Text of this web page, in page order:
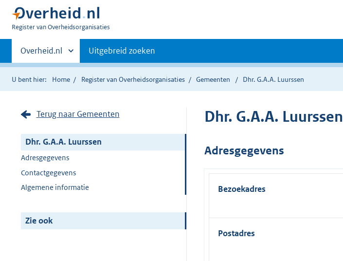
U
Register van Overheidsorganisaties
Primaire
navigatie
Andere
sites
binnen
Overheid.nl Uitgebreid zoeken
U bent hier: Home Register van Overheidsorganisaties Gemeenten Dhr. G.A.A. Luurssen
Terug naar Gemeenten
Dhr. G.A.A. Luurssen
Adresgegevens
Contactgegevens
Algemene informatie
Zie ook
Dhr. G.A.A. Luurssen
Adresgegevens
Bezoekadres
Postadres